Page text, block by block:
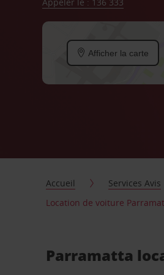
Afficher la carte
Accueil Services Avis
Location de voiture
Parramatta